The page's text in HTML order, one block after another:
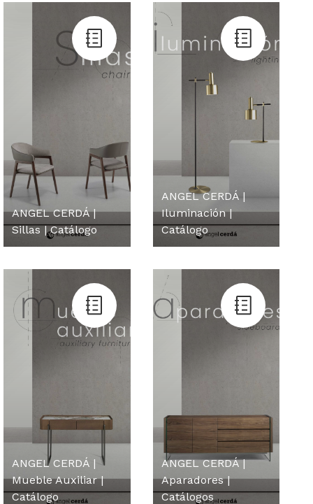
ANGEL CERDÁ |
Sillas | Catálogo
ANGEL CERDÁ |
Iluminación |
Catálogo
ANGEL CERDÁ |
Mueble Auxiliar |
Catálogo
ANGEL CERDÁ |
Aparadores |
Catálogos